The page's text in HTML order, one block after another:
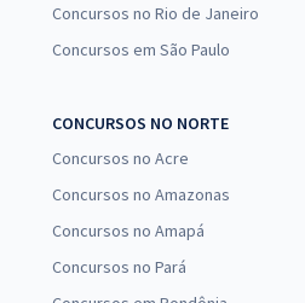
Concursos no Rio de Janeiro
Concursos em São Paulo
CONCURSOS NO NORTE
Concursos no Acre
Concursos no Amazonas
Concursos no Amapá
Concursos no Pará